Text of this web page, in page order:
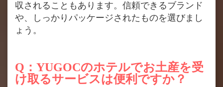
収されることもあります。信頼できるブランド
や、しっかりパッケージされたものを選びまし
ょう。
Q：YUGOCのホテルでお土産を受
け取るサービスは便利ですか？